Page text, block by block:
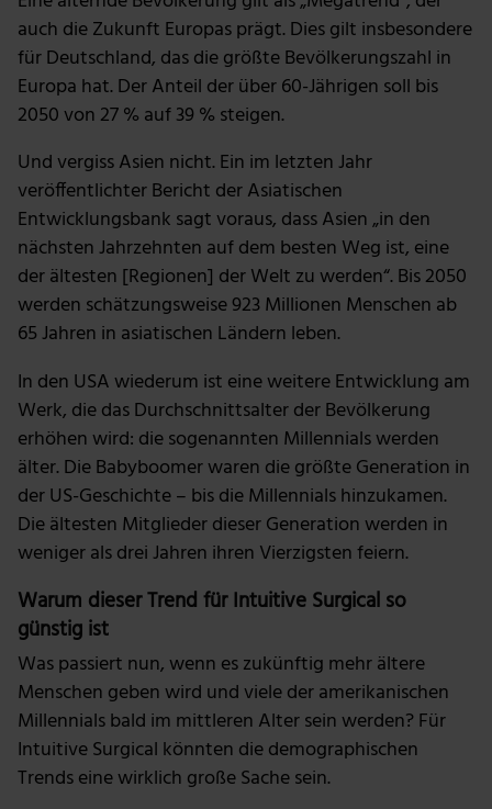
auch die Zukunft Europas prägt. Dies gilt insbesondere
für Deutschland, das die größte Bevölkerungszahl in
Europa hat. Der Anteil der über 60-Jährigen soll bis
2050 von 27 % auf 39 % steigen.
Und vergiss Asien nicht. Ein im letzten Jahr
veröffentlichter Bericht der Asiatischen
Entwicklungsbank sagt voraus, dass Asien „in den
nächsten Jahrzehnten auf dem besten Weg ist, eine
der ältesten [Regionen] der Welt zu werden“. Bis 2050
werden schätzungsweise 923 Millionen Menschen ab
65 Jahren in asiatischen Ländern leben.
In den USA wiederum ist eine weitere Entwicklung am
Werk, die das Durchschnittsalter der Bevölkerung
erhöhen wird: die sogenannten Millennials werden
älter. Die Babyboomer waren die größte Generation in
der US-Geschichte – bis die Millennials hinzukamen.
Die ältesten Mitglieder dieser Generation werden in
weniger als drei Jahren ihren Vierzigsten feiern.
Warum dieser Trend für Intuitive Surgical so
günstig ist
Was passiert nun, wenn es zukünftig mehr ältere
Menschen geben wird und viele der amerikanischen
Millennials bald im mittleren Alter sein werden? Für
Intuitive Surgical könnten die demographischen
Trends eine wirklich große Sache sein.